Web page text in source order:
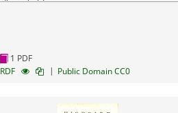
1 PDF
RDF
| Public Domain CC0